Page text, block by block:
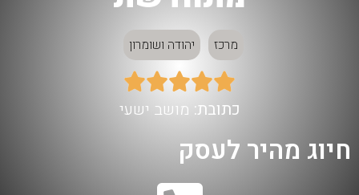
מרכז יהודה ושומרון





כתובת: מושב ישעי
חיוג מהיר לעסק